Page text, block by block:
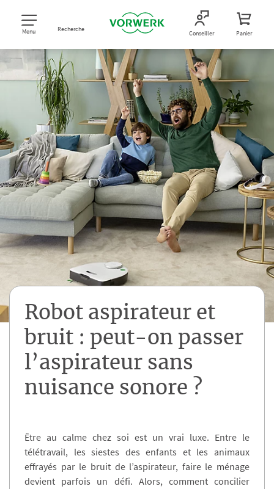
Menu Recherche Conseiller Panier
Robot aspirateur et
bruit : peut-on passer
l’aspirateur sans
nuisance sonore ?
Être au calme chez soi est un vrai luxe. Entre le
télétravail, les siestes des enfants et les animaux
effrayés par le bruit de l’aspirateur, faire le ménage
devient parfois un défi. Alors, comment concilier